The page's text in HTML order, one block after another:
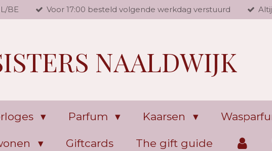
BE Voor 17:00 besteld volgende werkdag verstuurd
NAALDWIJK
Parfum Kaarsen
Giftcards The gift guide